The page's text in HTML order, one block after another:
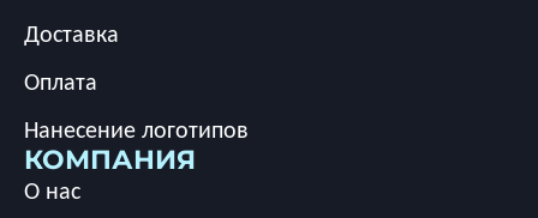
Доставка
Оплата
Нанесение логотипов
КОМПАНИЯ
О нас